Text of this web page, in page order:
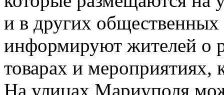
и в других
информируют жителей о
товарах и мероприятиях,
На улицах Мариуполя